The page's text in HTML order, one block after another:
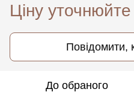
Ціну уточнюйте
Повідомити,
До обраного